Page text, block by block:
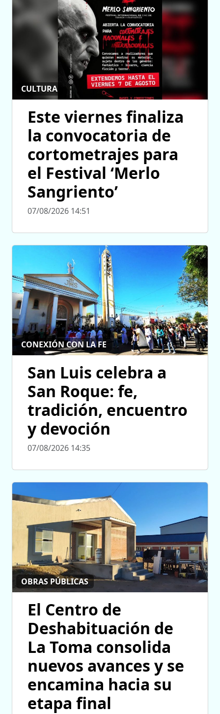
CULTURA
Este viernes finaliza
la convocatoria de
cortometrajes para
el Festival ‘Merlo
Sangriento’
07/08/2026 14:51
CONEXIÓN CON LA FE
San Luis celebra a
San Roque: fe,
tradición, encuentro
y devoción
07/08/2026 14:35
OBRAS PÚBLICAS
El Centro de
Deshabituación de
La Toma consolida
nuevos avances y se
encamina hacia su
etapa final